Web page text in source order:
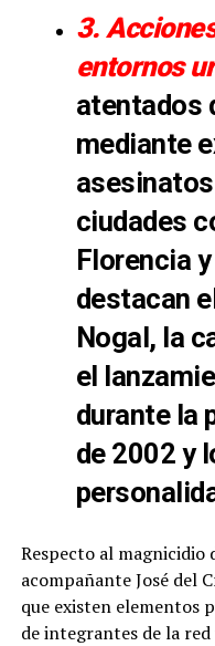
3.
entornos
atentados
mediante
ciudades
Florencia
destacan
Nogal, la
el
durante la
de 2002 y
Respecto al magnicidio
acompañante José del
que existen elementos
de integrantes de la